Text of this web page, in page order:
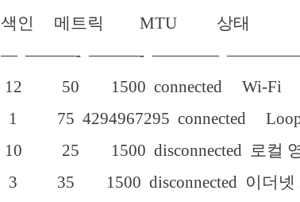
색인 메트릭 MTU 상태
— ———- ———- ————
12 50 1500 connected Wi-Fi
1 75 4294967295 connected
10 25 1500 disconnected 로컬 영
3 35 1500 disconnected 이더넷